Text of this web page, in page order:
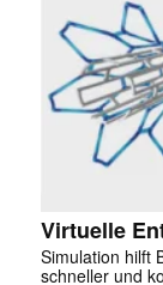
Virtuelle
Simulation hilft
schneller und